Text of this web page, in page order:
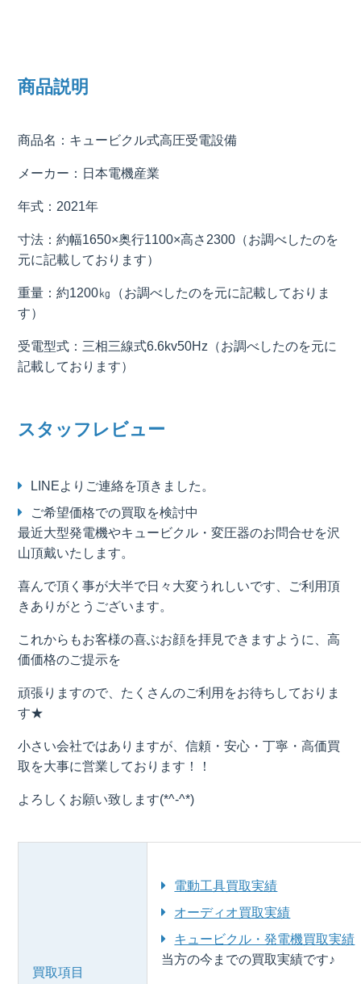
商品説明
商品名：キュービクル式高圧受電設備
メーカー：日本電機産業
年式：2021年
寸法：約幅1650×奥行1100×高さ2300（お調べしたのを
元に記載しております）
重量：約1200㎏（お調べしたのを元に記載しておりま
す）
受電型式：三相三線式6.6kv50Hz（お調べしたのを元に
記載しております）
スタッフレビュー
LINEよりご連絡を頂きました。
ご希望価格での買取を検討中
最近大型発電機やキュービクル・変圧器のお問合せを沢
山頂戴いたします。
喜んで頂く事が大半で日々大変うれしいです、ご利用頂
きありがとうございます。
これからもお客様の喜ぶお顔を拝見できますように、高
価価格のご提示を
頑張りますので、たくさんのご利用をお待ちしておりま
す★
小さい会社ではありますが、信頼・安心・丁寧・高価買
取を大事に営業しております！！
よろしくお願い致します(*^-^*)
買取項目
電動工具買取実績
オーディオ買取実績
キュービクル・発電機買取実績
当方の今までの買取実績です♪